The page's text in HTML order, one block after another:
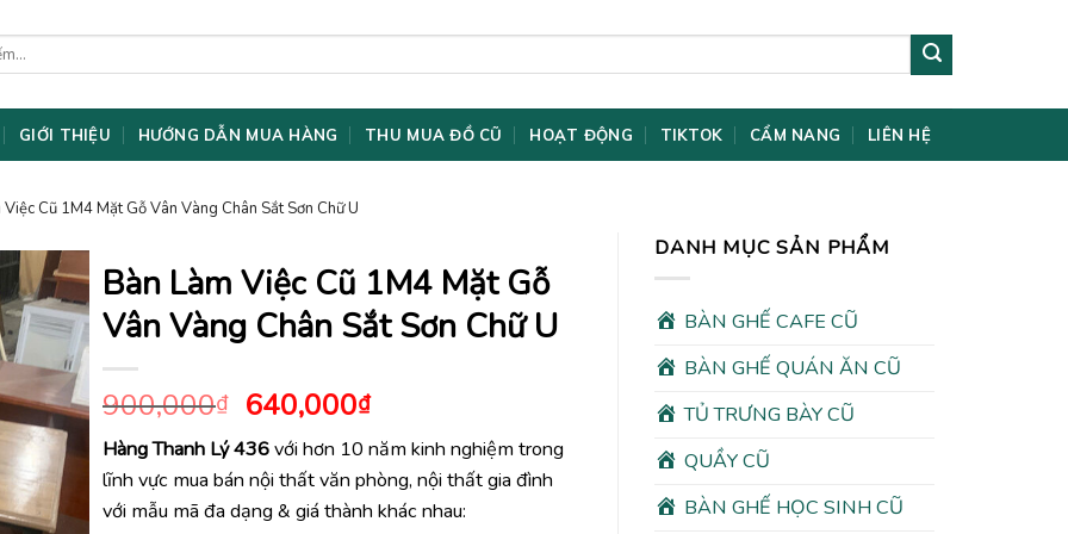
GIỚI THIỆU HƯỚNG DẪN MUA HÀNG THU MUA ĐỒ CŨ HOẠT ĐỘNG TIKTOK CẨM NANG LIÊN HỆ
Cũ 1M4 Mặt Gỗ Vân Vàng Chân Sắt Sơn Chữ U
DANH MỤC SẢN PHẨM
BÀN GHẾ CAFE CŨ
BÀN GHẾ QUÁN ĂN CŨ
TỦ TRƯNG BÀY CŨ
QUẦY CŨ
BÀN GHẾ HỌC SINH CŨ
Bàn Làm Việc Cũ 1M4 Mặt Gỗ
Vân Vàng Chân Sắt Sơn Chữ U
900,000₫ Giá
gốc
là:
900,000₫.
640,000₫Giá
hiện
tại
là:
640,000₫.
Hàng Thanh Lý 436với hơn 10 năm kinh nghiệm trong
lĩnh vực mua bán nội thất văn phòng, nội thất gia đình
với mẫu mã đa dạng & giá thành khác nhau: